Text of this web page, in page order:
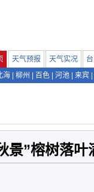
天气预报 天气实况
海 柳州 百色 河池 来宾
景”榕树落叶